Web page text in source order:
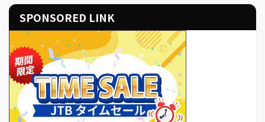
SPONSORED LINK